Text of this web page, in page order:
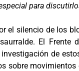
para
silencio de los
El Frente
de
sobre